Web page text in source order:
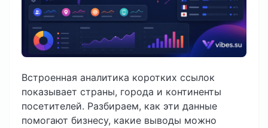
Встроенная аналитика коротких ссылок
показывает страны, города и континенты
посетителей. Разбираем, как эти данные
помогают бизнесу, какие выводы можно